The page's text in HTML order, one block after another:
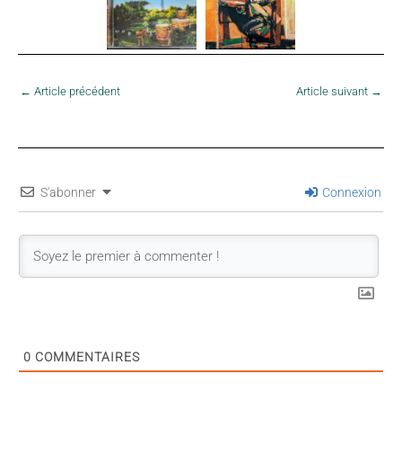
← Article précédent Article suivant →
S'abonner Connexion
0 COMMENTAIRES